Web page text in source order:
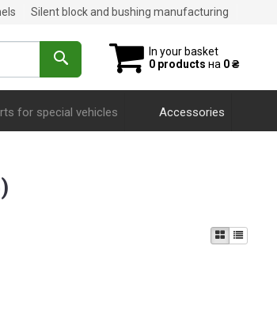
Silent block and bushing manufacturing
In your basket
0 products на 0 ₴
for special vehicles Accessories